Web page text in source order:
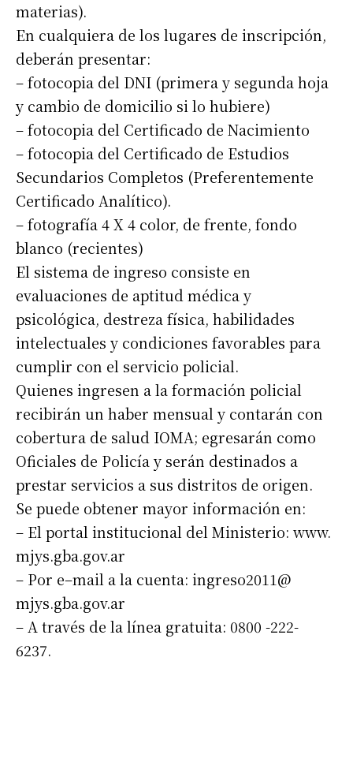
materias).
En cualquiera de los lugares de inscripción,
deberán presentar:
– fotocopia del DNI (primera y segunda hoja
y cambio de domicilio si lo hubiere)
– fotocopia del Certificado de Nacimiento
– fotocopia del Certificado de Estudios
Secundarios Completos (Preferentemente
Certificado Analítico).
– fotografía 4 X 4 color, de frente, fondo
blanco (recientes)
El sistema de ingreso consiste en
evaluaciones de aptitud médica y
psicológica, destreza física, habilidades
intelectuales y condiciones favorables para
cumplir con el servicio policial.
Quienes ingresen a la formación policial
recibirán un haber mensual y contarán con
cobertura de salud IOMA; egresarán como
Oficiales de Policía y serán destinados a
prestar servicios a sus distritos de origen.
Se puede obtener mayor información en:
– El portal institucional del Ministerio: www.
mjys.gba.gov.ar
– Por e–mail a la cuenta: ingreso2011@
mjys.gba.gov.ar
– A través de la línea gratuita: 0800 -222-
6237.